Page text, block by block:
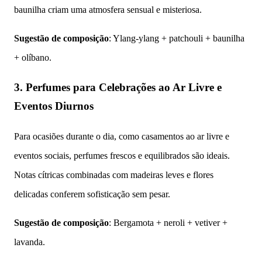
baunilha criam uma atmosfera sensual e misteriosa.
Sugestão de composição: Ylang-ylang + patchouli + baunilha
+ olíbano.
3. Perfumes para Celebrações ao Ar Livre e
Eventos Diurnos
Para ocasiões durante o dia, como casamentos ao ar livre e
eventos sociais, perfumes frescos e equilibrados são ideais.
Notas cítricas combinadas com madeiras leves e flores
delicadas conferem sofisticação sem pesar.
Sugestão de composição: Bergamota + neroli + vetiver +
lavanda.